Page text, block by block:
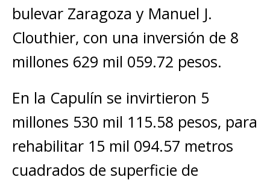
bulevar Zaragoza y Manuel J.
Clouthier, con una inversión de 8
millones 629 mil 059.72 pesos.
En la Capulín se invirtieron 5
millones 530 mil 115.58 pesos, para
rehabilitar 15 mil 094.57 metros
cuadrados de superficie de